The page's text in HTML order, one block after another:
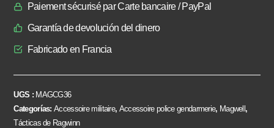
Paiement sécurisé par Carte bancaire / PayPal
Garantía de devolución del dinero
Fabricado en Francia
UGS : MAGCG36
Categorías:Accessoire militaire, Accessoire police gendarmerie, Magwell,
Tácticas de Ragwinn